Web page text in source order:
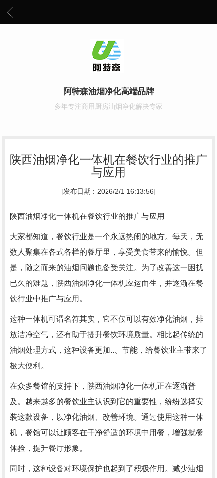
阿特森油烟净化高端品牌
多年专注商用厨房油烟净化解决专家
陕西油烟净化一体机在餐饮行业的推广
与应用
[发布日期：2026/2/1 16:13:56]
陕西油烟净化一体机在餐饮行业的推广与应用
大家都知道，餐饮行业是一个永远热闹的地方。每天，无
数人聚集在各式各样的餐厅里，享受美食带来的愉悦。但
是，随之而来的油烟问题也备受关注。为了改善这一困扰
已久的难题，陕西油烟净化一体机应运而生，并逐渐在餐
饮行业中推广与应用。
这种一体机可谓名符其实，它不仅可以有效净化油烟，排
放洁净空气，还有助于提升餐饮环境质量。相比起传统的
油烟处理方式，这种设备更加..、节能，给餐饮业主带来了
极大便利。
在众多餐馆的支持下，陕西油烟净化一体机正在逐渐普
及。越来越多的餐饮业主认识到它的重要性，纷纷选择安
装这款设备，以净化油烟、改善环境。通过使用这种一体
机，餐馆可以让顾客在干净舒适的环境中用餐，增强就餐
体验，提升餐厅形象。
同时，这种设备对环境保护也起到了积极作用。减少油烟